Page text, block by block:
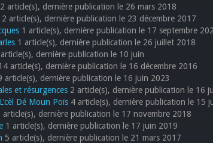
2 article(s), dernière publication le 26 mars 2018
2 article(s), dernière publication le 23 décembre 2017
1 article(s), dernière publication le 17 septembre
1 article(s), dernière publication le 26 juillet 2018
dernière publication le 10 juin
article(s), dernière publication le 16 décembre 2016
article(s), dernière publication le 16 juin 2023
et résurgences 2 article(s), dernière publication le 16
Dé Moun Poïs 4 article(s), dernière publication le 15
article(s), dernière publication le 17 novembre 2018
1 article(s), dernière publication le 17 juin 2019
5 article(s), dernière publication le 21 mars 2017